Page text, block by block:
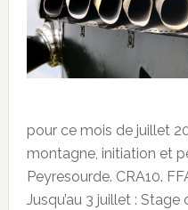
pour ce mois de juillet
montagne, initiation et
Peyresourde. CRA10.
Jusqu’au 3 juillet :